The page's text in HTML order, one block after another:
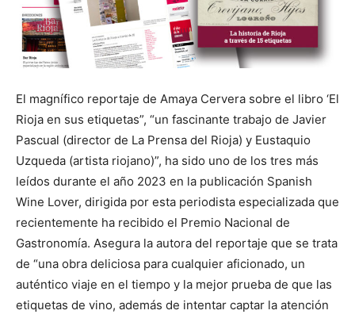
El magnífico reportaje de Amaya Cervera sobre el libro ‘El
Rioja en sus etiquetas”, “un fascinante trabajo de Javier
Pascual (director de La Prensa del Rioja) y Eustaquio
Uzqueda (artista riojano)”, ha sido uno de los tres más
leídos durante el año 2023 en la publicación Spanish
Wine Lover, dirigida por esta periodista especializada que
recientemente ha recibido el Premio Nacional de
Gastronomía. Asegura la autora del reportaje que se trata
de “una obra deliciosa para cualquier aficionado, un
auténtico viaje en el tiempo y la mejor prueba de que las
etiquetas de vino, además de intentar captar la atención